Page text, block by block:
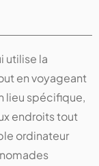
utilise la
en voyageant
lieu spécifique,
endroits tout
ordinateur